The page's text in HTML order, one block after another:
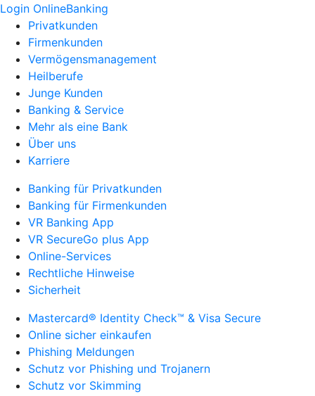
Login OnlineBanking
Privatkunden
Firmenkunden
Vermögensmanagement
Heilberufe
Junge Kunden
Banking & Service
Mehr als eine Bank
Über uns
Karriere
Banking für Privatkunden
Banking für Firmenkunden
VR Banking App
VR SecureGo plus App
Online-Services
Rechtliche Hinweise
Sicherheit
Mastercard® Identity Check™‎‎ & Visa Secure
Online sicher einkaufen
Phishing Meldungen
Schutz vor Phishing und Trojanern
Schutz vor Skimming